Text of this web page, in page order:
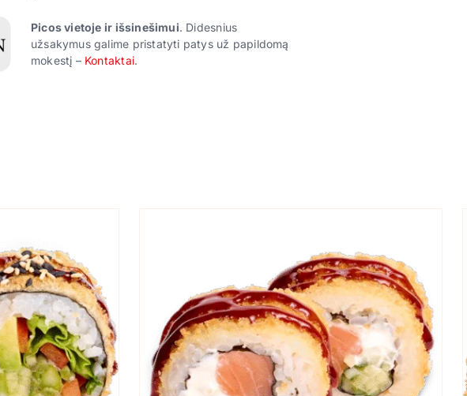
Picos vietoje ir išsinešimui. Didesnius
užsakymus galime pristatyti patys už papildomą
mokestį – Kontaktai.
QUICK VIEW Į KREPŠELĮ / QUICK VIEW